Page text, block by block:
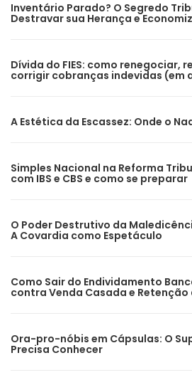
Inventário Parado? O Segredo
Destravar sua Herança e
Dívida do FIES: como renegociar,
corrigir cobranças indevidas (em
A Estética da Escassez: Onde o
Simples Nacional na Reforma
com IBS e CBS e como se preparar
O Poder Destrutivo da
A Covardia como Espetáculo
Como Sair do Endividamento
contra Venda Casada e Retenção
Ora-pro-nóbis em Cápsulas: O
Precisa Conhecer